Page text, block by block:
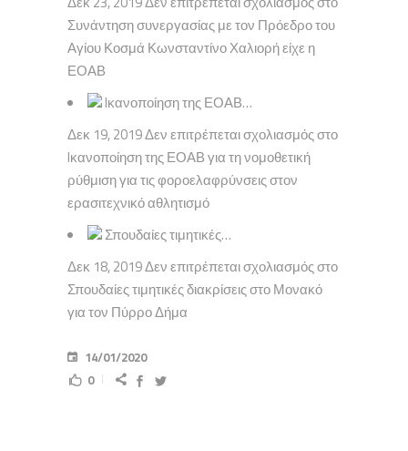
Συνάντηση συνεργασίας με τον Πρόεδρο του
Αγίου Κοσμά Κωνσταντίνο Χαλιορή είχε η
ΕΟΑΒ
Iκανοποίηση της ΕΟΑΒ…
Δεκ 19, 2019 Δεν επιτρέπεται σχολιασμός στο
Iκανοποίηση της ΕΟΑΒ για τη νομοθετική
ρύθμιση για τις φοροελαφρύνσεις στον
ερασιτεχνικό αθλητισμό
Σπουδαίες τιμητικές…
Δεκ 18, 2019 Δεν επιτρέπεται σχολιασμός στο
Σπουδαίες τιμητικές διακρίσεις στο Μονακό
για τον Πύρρο Δήμα
14/01/2020
0